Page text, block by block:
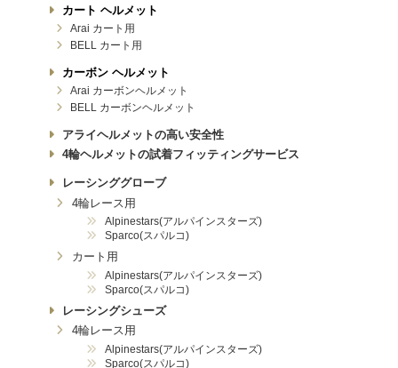
カート ヘルメット
Arai カート用
BELL カート用
カーボン ヘルメット
Arai カーボンヘルメット
BELL カーボンヘルメット
アライヘルメットの高い安全性
4輪ヘルメットの試着フィッティングサービス
レーシンググローブ
4輪レース用
Alpinestars(アルパインスターズ)
Sparco(スパルコ)
カート用
Alpinestars(アルパインスターズ)
Sparco(スパルコ)
レーシングシューズ
4輪レース用
Alpinestars(アルパインスターズ)
Sparco(スパルコ)